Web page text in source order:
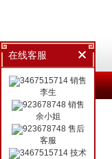
在线客服
销售
李生
销售
余小姐
售后
客服
技术